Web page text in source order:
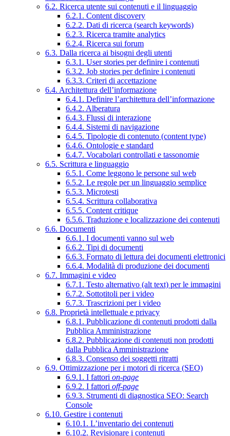
6.2. Ricerca utente sui contenuti e il linguaggio
6.2.1. Content discovery
6.2.2. Dati di ricerca (search keywords)
6.2.3. Ricerca tramite analytics
6.2.4. Ricerca sui forum
6.3. Dalla ricerca ai bisogni degli utenti
6.3.1. User stories per definire i contenuti
6.3.2. Job stories per definire i contenuti
6.3.3. Criteri di accettazione
6.4. Architettura dell’informazione
6.4.1. Definire l’architettura dell’informazione
6.4.2. Alberatura
6.4.3. Flussi di interazione
6.4.4. Sistemi di navigazione
6.4.5. Tipologie di contenuto (content type)
6.4.6. Ontologie e standard
6.4.7. Vocabolari controllati e tassonomie
6.5. Scrittura e linguaggio
6.5.1. Come leggono le persone sul web
6.5.2. Le regole per un linguaggio semplice
6.5.3. Microtesti
6.5.4. Scrittura collaborativa
6.5.5. Content critique
6.5.6. Traduzione e localizzazione dei contenuti
6.6. Documenti
6.6.1. I documenti vanno sul web
6.6.2. Tipi di documenti
6.6.3. Formato di lettura dei documenti elettronici
6.6.4. Modalità di produzione dei documenti
6.7. Immagini e video
6.7.1. Testo alternativo (alt text) per le immagini
6.7.2. Sottotitoli per i video
6.7.3. Trascrizioni per i video
6.8. Proprietà intellettuale e privacy
6.8.1. Pubblicazione di contenuti prodotti dalla
Pubblica Amministrazione
6.8.2. Pubblicazione di contenuti non prodotti
dalla Pubblica Amministrazione
6.8.3. Consenso dei soggetti ritratti
6.9. Ottimizzazione per i motori di ricerca (SEO)
6.9.1. I fattori on-page
6.9.2. I fattori off-page
6.9.3. Strumenti di diagnostica SEO: Search
Console
6.10. Gestire i contenuti
6.10.1. L’inventario dei contenuti
6.10.2. Revisionare i contenuti